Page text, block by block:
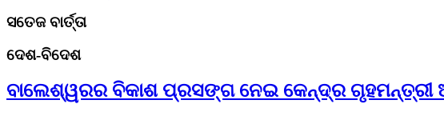
ସତେଜ ବାର୍ତ୍ତା
ଦେଶ-ବିଦେଶ
ବାଲେଶ୍ୱରର ବିକାଶ ପ୍ରସଙ୍ଗ ନେଇ କେନ୍ଦ୍ର ଗୃହମନ୍ତ୍ରୀ